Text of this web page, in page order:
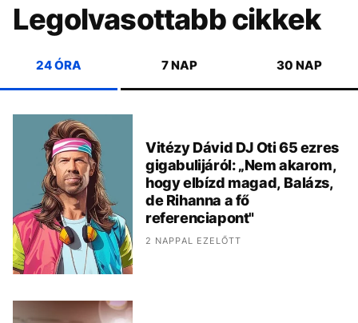
Legolvasottabb cikkek
24 ÓRA 7 NAP 30 NAP
Vitézy Dávid DJ Oti 65 ezres
gigabulijáról: „Nem akarom,
hogy elbízd magad, Balázs,
de Rihanna a fő
referenciapont"
2 NAPPAL EZELŐTT